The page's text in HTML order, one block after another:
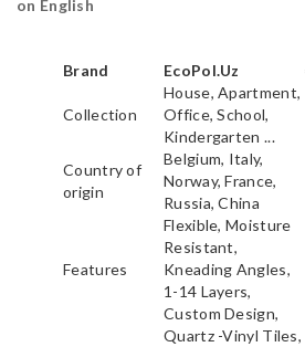
on English
Brand EcoPol.Uz
Collection
House, Apartment,
Office, School,
Kindergarten ...
Country of
origin
Belgium, Italy,
Norway, France,
Russia, China
Features
Flexible, Moisture
Resistant,
Kneading Angles,
1-14 Layers,
Custom Design,
Quartz -Vinyl Tiles,